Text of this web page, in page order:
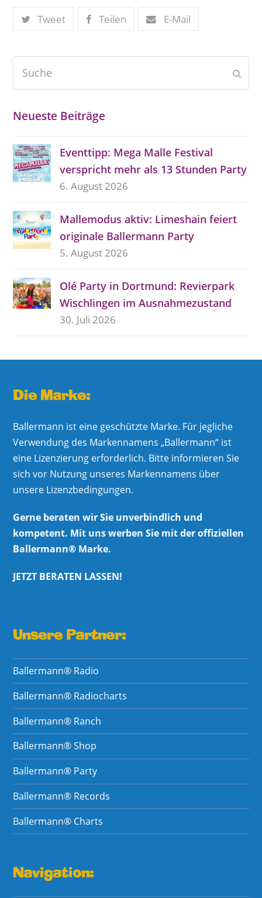
Tweet Teilen E-Mail
Neueste Beiträge
Eventtipp: Mega Malle Festival
verspricht mehr als 13 Stunden Party
6. August 2026
Mallemodus aktiv: Limeshain feiert
originale Ballermann Party
5. August 2026
Olé Party in Dortmund: Revierpark
Wischlingen im Ausnahmezustand
30. Juli 2026
Die Marke:
Ballermann ist eine geschützte Marke. Für jegliche
Verwendung des Markennamens „Ballermann“ ist
eine Lizenzierung erforderlich. Bitte informieren Sie
sich vor Nutzung unseres Markennamens über
unsere Lizenzbedingungen.
Gerne beraten wir Sie unverbindlich und
kompetent. Mit uns werben Sie mit der offiziellen
Ballermann® Marke.
JETZT BERATEN LASSEN!
Unsere Partner:
Ballermann® Radio
Ballermann® Radiocharts
Ballermann® Ranch
Ballermann® Shop
Ballermann® Party
Ballermann® Records
Ballermann® Charts
Navigation: